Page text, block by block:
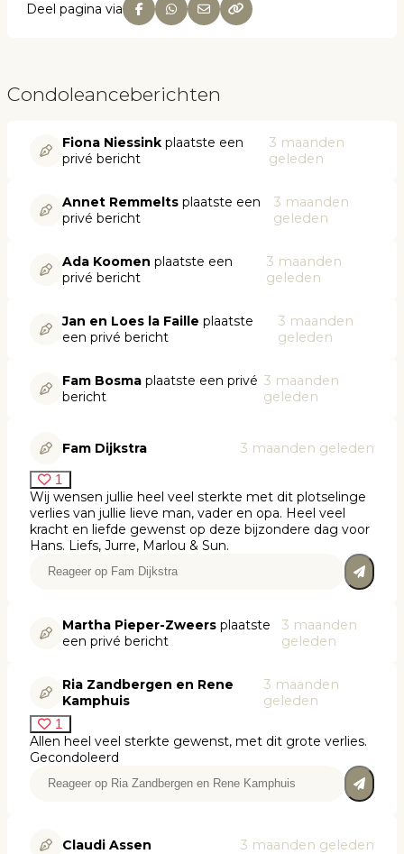
Deel pagina via
Condoleanceberichten
Fiona Niessink plaatste een
privé bericht
3 maanden
geleden
Annet Remmelts plaatste een
privé bericht
3 maanden
geleden
Ada Koomen plaatste een
privé bericht
3 maanden
geleden
Jan en Loes la Faille plaatste
een privé bericht
3 maanden
geleden
Fam Bosma plaatste een privé
bericht
3 maanden
geleden
Fam Dijkstra 3 maanden geleden
1
Wij wensen jullie heel veel sterkte met dit plotselinge
verlies van jullie lieve man, vader en opa. Heel veel
kracht en liefde gewenst op deze bijzondere dag voor
Hans. Liefs, Jurre, Marlou & Sun.
Martha Pieper-Zweers plaatste
een privé bericht
3 maanden
geleden
Ria Zandbergen en Rene
Kamphuis
3 maanden
geleden
1
Allen heel veel sterkte gewenst, met dit grote verlies.
Gecondoleerd
Claudi Assen 3 maanden geleden